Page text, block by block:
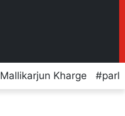
Mallikarjun Kharge